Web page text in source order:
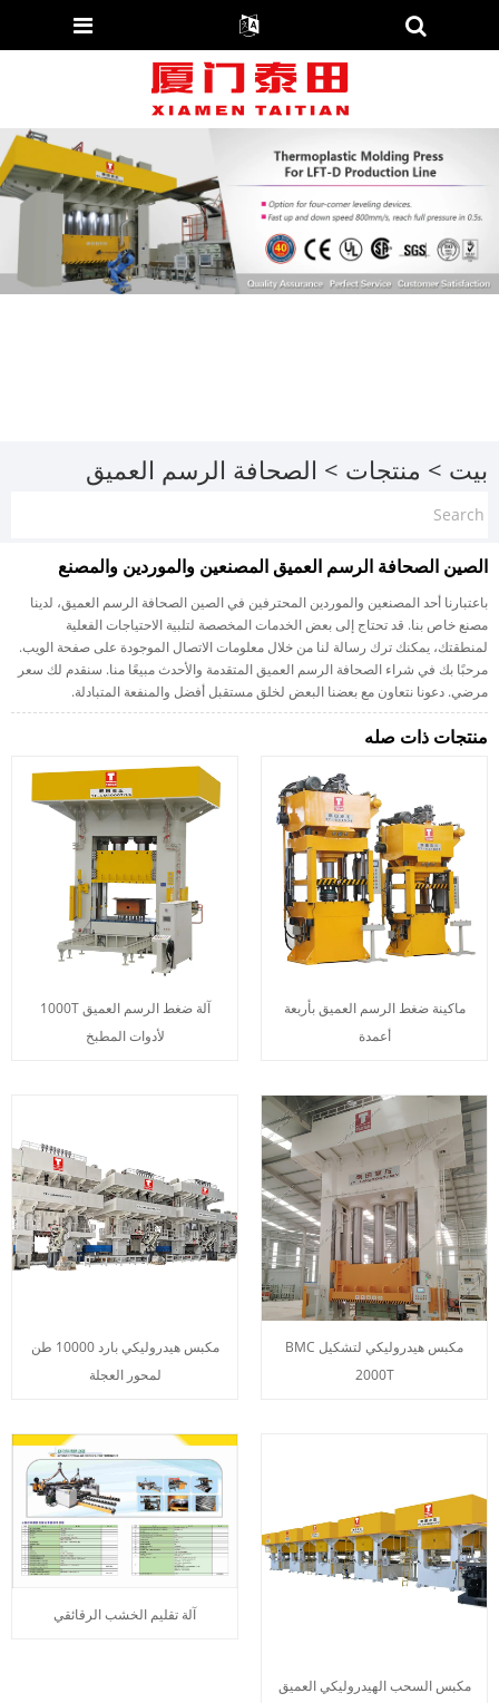
بيت > منتجات > الصحافة الرسم العميق
الصين الصحافة الرسم العميق المصنعين والموردين والمصنع
باعتبارنا أحد المصنعين والموردين المحترفين في الصين الصحافة الرسم العميق، لدينا
مصنع خاص بنا. قد تحتاج إلى بعض الخدمات المخصصة لتلبية الاحتياجات الفعلية
لمنطقتك، يمكنك ترك رسالة لنا من خلال معلومات الاتصال الموجودة على صفحة الويب.
مرحبًا بك في شراء الصحافة الرسم العميق المتقدمة والأحدث مبيعًا منا. سنقدم لك سعر
مرضي. دعونا نتعاون مع بعضنا البعض لخلق مستقبل أفضل والمنفعة المتبادلة.
منتجات ذات صله
ماكينة ضغط الرسم العميق بأربعة
أعمدة
آلة ضغط الرسم العميق 1000T
لأدوات المطبخ
مكبس هيدروليكي لتشكيل BMC
2000T
مكبس هيدروليكي بارد 10000 طن
لمحور العجلة
مكبس السحب الهيدروليكي العميق
آلة تقليم الخشب الرقائقي